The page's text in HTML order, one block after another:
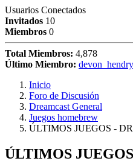
Usuarios Conectados
Invitados 10
Miembros 0
Total Miembros: 4,878
Último Miembro:
Inicio
Foro de Discusión
Dreamcast General
Juegos homebrew
ÚLTIMOS JUEGOS -
ÚLTIMOS